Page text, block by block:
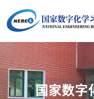
国家数字